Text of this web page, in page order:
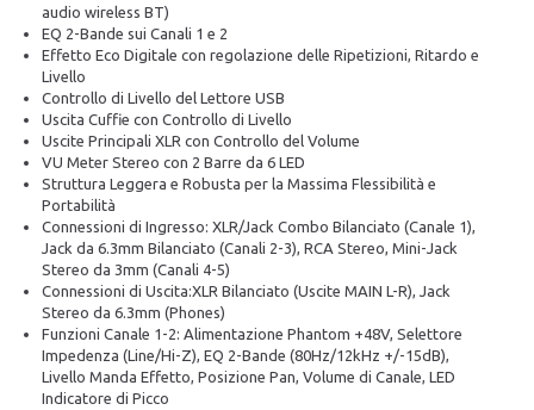
audio wireless BT)
EQ 2-Bande sui Canali 1 e 2
Effetto Eco Digitale con regolazione delle Ripetizioni, Ritardo e
Livello
Controllo di Livello del Lettore USB
Uscita Cuffie con Controllo di Livello
Uscite Principali XLR con Controllo del Volume
VU Meter Stereo con 2 Barre da 6 LED
Struttura Leggera e Robusta per la Massima Flessibilità e
Portabilità
Connessioni di Ingresso: XLR/Jack Combo Bilanciato (Canale 1),
Jack da 6.3mm Bilanciato (Canali 2-3), RCA Stereo, Mini-Jack
Stereo da 3mm (Canali 4-5)
Connessioni di Uscita:XLR Bilanciato (Uscite MAIN L-R), Jack
Stereo da 6.3mm (Phones)
Funzioni Canale 1-2: Alimentazione Phantom +48V, Selettore
Impedenza (Line/Hi-Z), EQ 2-Bande (80Hz/12kHz +/-15dB),
Livello Manda Effetto, Posizione Pan, Volume di Canale, LED
Indicatore di Picco